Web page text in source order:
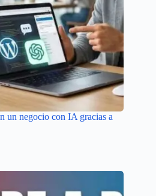
un negocio con IA gracias a